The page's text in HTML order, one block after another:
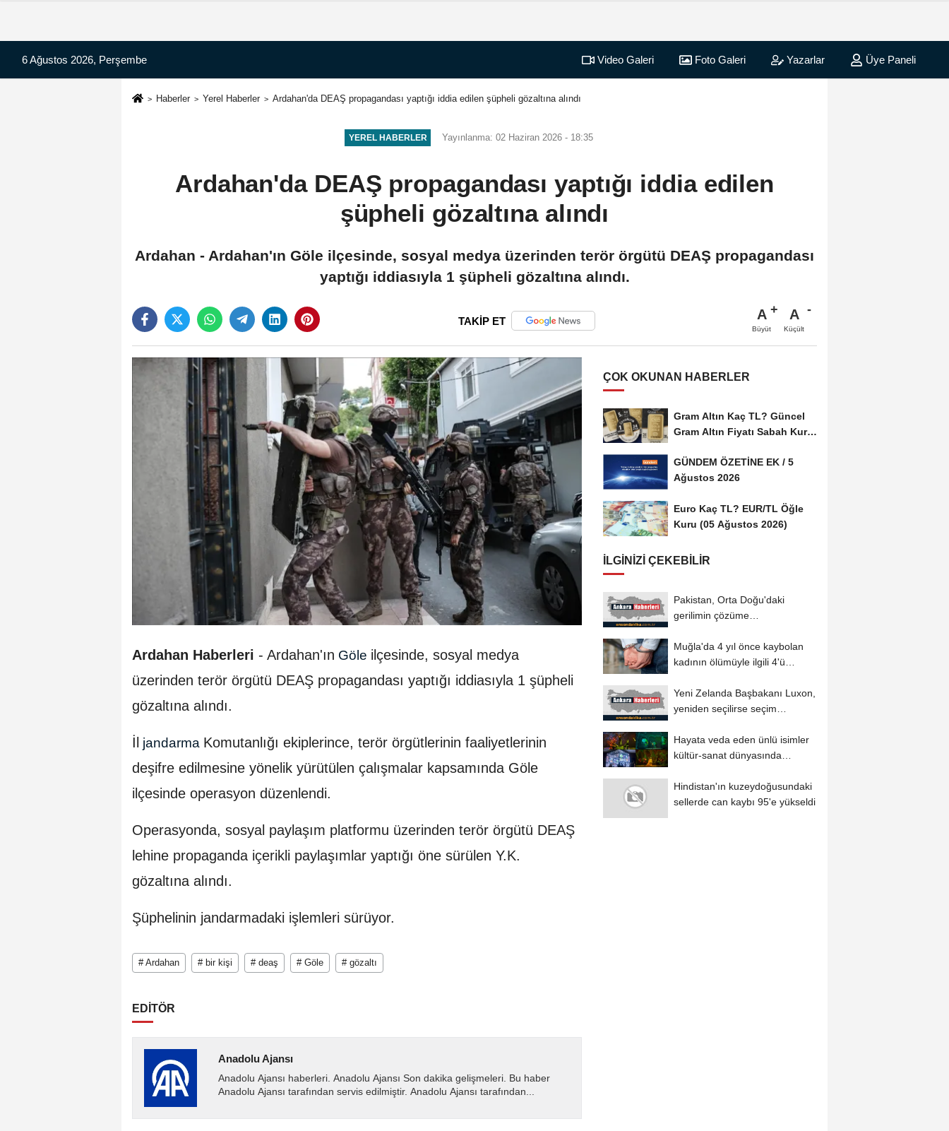
6 Ağustos 2026, Perşembe Video Galeri Foto Galeri Yazarlar Üye Paneli
Haberler Yerel Haberler Ardahan'da DEAŞ propagandası yaptığı iddia edilen şüpheli gözaltına alındı
YEREL HABERLER Yayınlanma: 02 Haziran 2026 - 18:35
Ardahan'da DEAŞ propagandası yaptığı iddia edilen
şüpheli gözaltına alındı
Ardahan - Ardahan'ın Göle ilçesinde, sosyal medya üzerinden terör örgütü DEAŞ propagandası
yaptığı iddiasıyla 1 şüpheli gözaltına alındı.
TAKİP ET A
Büyüt
A
Küçült
Ardahan Haberleri - Ardahan'ın Göle ilçesinde, sosyal medya
üzerinden terör örgütü DEAŞ propagandası yaptığı iddiasıyla 1 şüpheli
gözaltına alındı.
İl jandarma Komutanlığı ekiplerince, terör örgütlerinin faaliyetlerinin
deşifre edilmesine yönelik yürütülen çalışmalar kapsamında Göle
ilçesinde operasyon düzenlendi.
Operasyonda, sosyal paylaşım platformu üzerinden terör örgütü DEAŞ
lehine propaganda içerikli paylaşımlar yaptığı öne sürülen Y.K.
gözaltına alındı.
Şüphelinin jandarmadaki işlemleri sürüyor.
# Ardahan # bir kişi # deaş # Göle # gözaltı
EDİTÖR
Anadolu Ajansı
Anadolu Ajansı haberleri. Anadolu Ajansı Son dakika gelişmeleri. Bu haber
Anadolu Ajansı tarafından servis edilmiştir. Anadolu Ajansı tarafından...
ÇOK OKUNAN HABERLER
Gram Altın Kaç TL? Güncel
Gram Altın Fiyatı Sabah Kuru
GÜNDEM ÖZETİNE EK / 5
Ağustos 2026
Euro Kaç TL? EUR/TL Öğle
Kuru (05 Ağustos 2026)
İLGINIZI ÇEKEBILIR
Pakistan, Orta Doğu'daki
gerilimin çözüme
Muğla'da 4 yıl önce kaybolan
kadının ölümüyle ilgili 4'ü
Yeni Zelanda Başbakanı Luxon,
yeniden seçilirse seçim
Hayata veda eden ünlü isimler
kültür-sanat dünyasında
Hindistan'ın kuzeydoğusundaki
sellerde can kaybı 95'e yükseldi